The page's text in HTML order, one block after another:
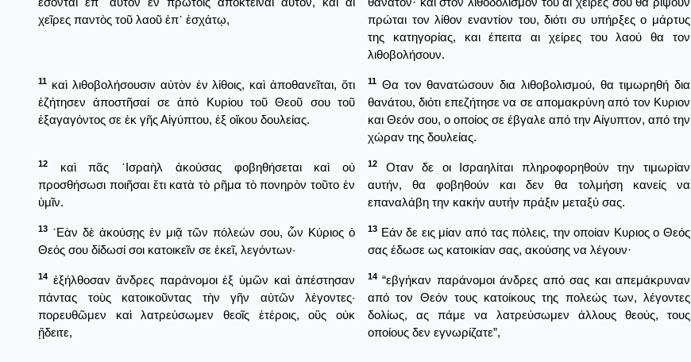
χεῖρες παντὸς τοῦ λαοῦ ἐπ᾿ ἐσχάτῳ,
πρώται τον λίθον εναντίον του, διότι συ υπήρξες ο μάρτυς
της κατηγορίας, και έπειτα αι χείρες του λαού θα τον
λιθοβολήσουν.
11 καὶ λιθοβολήσουσιν αὐτὸν ἐν λίθοις, καὶ ἀποθανεῖται, ὅτι
ἐζήτησεν ἀποστῆσαί σε ἀπὸ Κυρίου τοῦ Θεοῦ σου τοῦ
ἐξαγαγόντος σε ἐκ γῆς Αἰγύπτου, ἐξ οἴκου δουλείας.
11 Θα τον θανατώσουν δια λιθοβολισμού, θα τιμωρηθή δια
θανάτου, διότι επεζήτησε να σε απομακρύνη από τον Κυριον
και Θεόν σου, ο οποίος σε έβγαλε από την Αίγυπτον, από την
χώραν της δουλείας.
12
καὶ πᾶς ᾿Ισραὴλ ἀκούσας φοβηθήσεται καὶ οὐ
προσθήσωσι ποιῆσαι ἔτι κατὰ τὸ ρῆμα τὸ πονηρὸν τοῦτο ἐν
ὑμῖν.
12
Οταν δε οι Ισραηλίται πληροφορηθούν την τιμωρίαν
αυτήν, θα φοβηθούν και δεν θα τολμήση κανείς να
επαναλάβη την κακήν αυτήν πράξιν μεταξύ σας.
13 ᾿Εὰν δὲ ἀκούσῃς ἐν μιᾷ τῶν πόλεών σου, ὧν Κύριος ὁ
Θεός σου δίδωσί σοι κατοικεῖν σε ἐκεῖ, λεγόντων·
13 Εάν δε εις μίαν από τας πόλεις, την οποίαν Κυριος ο Θεός
σας έδωσε ως κατοικίαν σας, ακούσης να λέγουν·
14 ἐξήλθοσαν ἄνδρες παράνομοι ἐξ ὑμῶν καὶ ἀπέστησαν
πάντας τοὺς κατοικοῦντας τὴν γῆν αὐτῶν λέγοντες·
πορευθῶμεν καὶ λατρεύσωμεν θεοῖς ἑτέροις, οὓς οὐκ
ᾔδειτε,
14 “εβγήκαν παράνομοι άνδρες από σας και απεμάκρυναν
από τον Θεόν τους κατοίκους της πολεώς των, λέγοντες
δολίως, ας πάμε να λατρεύσωμεν άλλους θεούς, τους
οποίους δεν εγνωρίζατε”,